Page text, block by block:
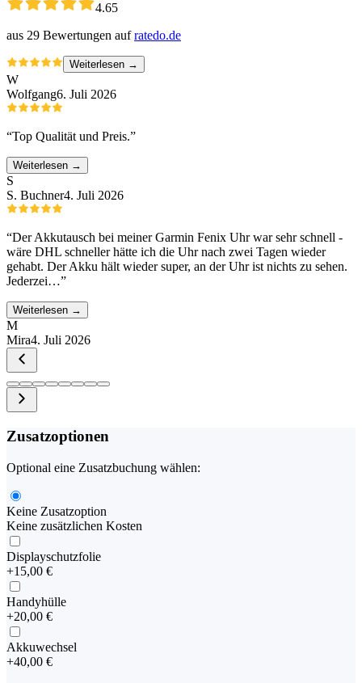
4.65
aus 29 Bewertungen auf ratedo.de
Weiterlesen →
W
Wolfgang6. Juli 2026
“Top Qualität und Preis.”
Weiterlesen →
S
S. Buchner4. Juli 2026
“Der Akkutausch bei meiner Garmin Fenix Uhr war sehr schnell -
wäre DHL schneller hätte ich die Uhr nach zwei Tagen wieder
gehabt. Der Akku hält wieder super, an der Uhr ist nichts zu sehen.
Jederzei…”
Weiterlesen →
M
Mira4. Juli 2026
Zusatzoptionen
Optional eine Zusatzbuchung wählen:
Keine Zusatzoption
Keine zusätzlichen Kosten
Displayschutzfolie
+15,00 €
Handyhülle
+20,00 €
Akkuwechsel
+40,00 €